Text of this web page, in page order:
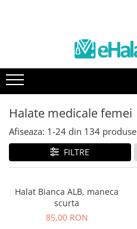
Toate Produsele
Bluze Unisex
Costume Unisex
Bluze Medicale
Bluze unisex cu imprimeuri
Bluze Maria
Bluze medicale uni
Halate medicale
Halate Bianca
Halate medicale femei
Afiseaza: 1-24 din 134 produse
FILTRE
Halat Bianca ALB, maneca
scurta
85,00 RON